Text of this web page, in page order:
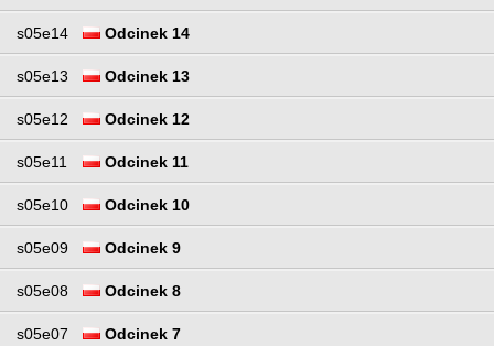
s05e14 Odcinek 14
s05e13 Odcinek 13
s05e12 Odcinek 12
s05e11 Odcinek 11
s05e10 Odcinek 10
s05e09 Odcinek 9
s05e08 Odcinek 8
s05e07 Odcinek 7